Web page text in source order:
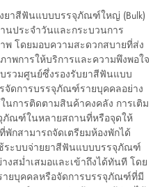
ยาสีฟันแบบบรรจุภัณฑ์ใหญ่ (Bulk)
นประจำวันและกระบวนการ
พ โดยมอบความสะดวกสบายที่ส่ง
พการให้บริการและความพึงพอใจ
รวมศูนย์ซึ่งรองรับยาสีฟันแบบ
ดการบรรจุภัณฑ์รายบุคคลอย่าง
นการติดตามสินค้าคงคลัง การเติม
ภัณฑ์ในหลายสถานที่หรือจุดให้
กสามารถจัดเตรียมห้องพักได้
ระบบจ่ายยาสีฟันแบบบรรจุภัณฑ์
สม่ำเสมอและเข้าถึงได้ทันที โดย
ยบุคคลหรือจัดการบรรจุภัณฑ์ที่มี